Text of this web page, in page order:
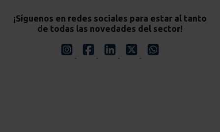
¡Síguenos en redes sociales para estar al tanto
de todas las novedades del sector!